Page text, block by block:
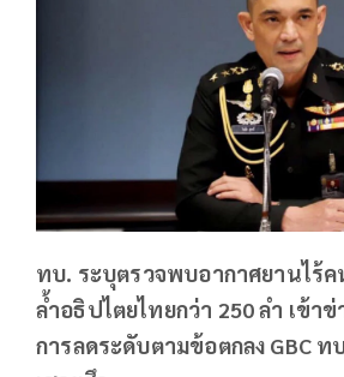
ทบ. ระบุตรวจพบอากาศยานไร้
ล้ำอธิปไตยไทยกว่า 250 ลำ เข้าข่
การลดระดับตามข้อตกลง GBC